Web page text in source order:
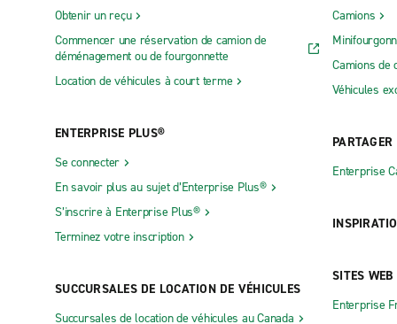
Obtenir un reçu
Commencer une réservation de camion de
déménagement ou de fourgonnette
Location de véhicules à court terme
ENTERPRISE PLUS®
Se connecter
En savoir plus au sujet d’Enterprise Plus®
S’inscrire à Enterprise Plus®
Terminez votre inscription
SUCCURSALES DE LOCATION DE VÉHICULES
Succursales de location de véhicules au Canada
Camions
Camions de
Véhicules
PARTAGER
Enterprise
SITES
Enterprise